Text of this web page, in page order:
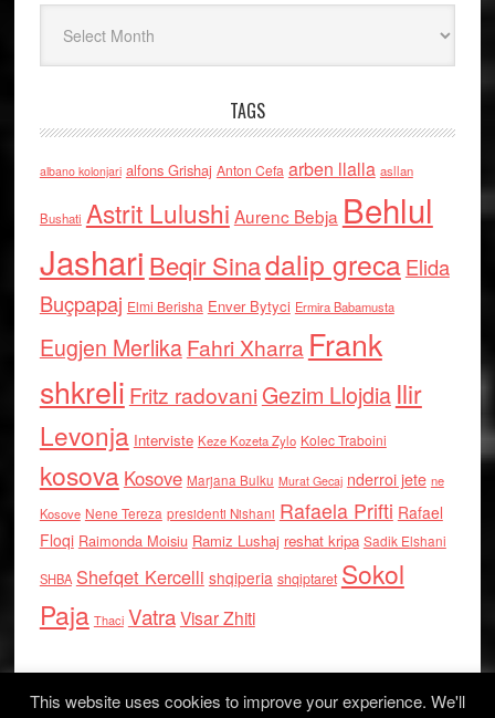
TAGS
albano kolonjari alfons Grishaj Anton Cefa arben llalla asllan
Bushati Astrit Lulushi Aurenc Bebja Behlul
Jashari Beqir Sinadalip grecaElida
Buçpapaj Elmi Berisha Enver Bytyci Ermira Babamusta
Eugjen MerlikaFahri Xharra Frank
shkreli Fritz radovaniGezim Llojdia Ilir
Levonja Interviste Keze Kozeta Zylo Kolec Traboini
kosova Kosove Marjana Bulku Murat Gecaj nderroi jete ne
Kosove Nene Tereza presidenti Nishani Rafaela Prifti Rafael
Floqi Raimonda Moisiu Ramiz Lushaj reshat kripa Sadik Elshani
SHBA Shefqet Kercelli shqiperia shqiptaret Sokol
Paja Thaci VatraVisar Zhiti
This website uses cookies to improve your experience. We'll